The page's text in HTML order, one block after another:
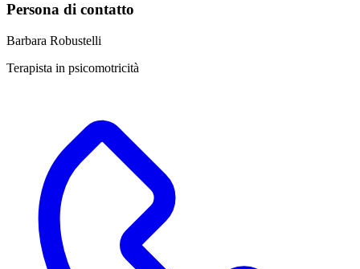
Persona di contatto
Barbara Robustelli
Terapista in psicomotricità